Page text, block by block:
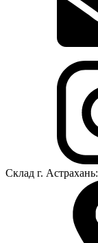
Склад г. Астрахань: